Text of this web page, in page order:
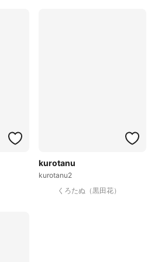
kurotanu
kurotanu2
くろたぬ（黒田花）